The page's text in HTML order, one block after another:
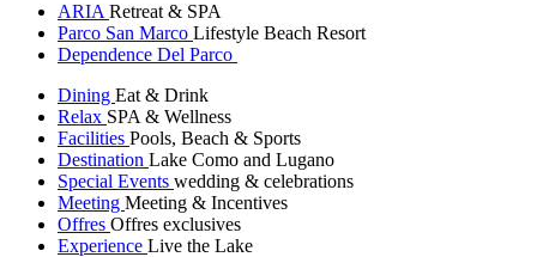
ARIA Retreat & SPA
Parco San Marco Lifestyle Beach Resort
Dependence Del Parco
Dining Eat & Drink
Relax SPA & Wellness
Facilities Pools, Beach & Sports
Destination Lake Como and Lugano
Special Events wedding & celebrations
Meeting Meeting & Incentives
Offres Offres exclusives
Experience Live the Lake